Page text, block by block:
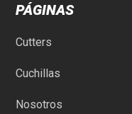
PÁGINAS
Cutters
Cuchillas
Nosotros